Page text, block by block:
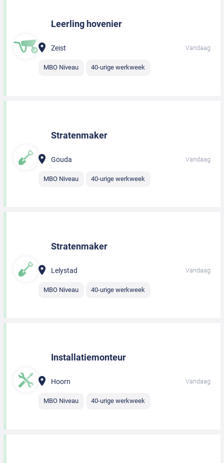
Leerling hovenier
Zeist Vandaag
MBO Niveau 40-urige werkweek
Stratenmaker
Gouda Vandaag
MBO Niveau 40-urige werkweek
Stratenmaker
Lelystad Vandaag
MBO Niveau 40-urige werkweek
Installatiemonteur
Hoorn Vandaag
MBO Niveau 40-urige werkweek